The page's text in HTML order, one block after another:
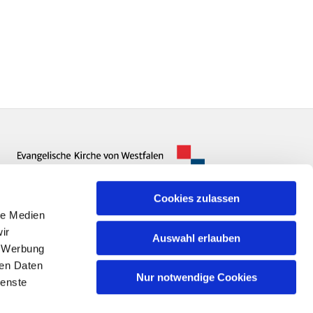
Medien
Daten
Cookies zulassen
Auswahl erlauben
Nur notwendige Cookies